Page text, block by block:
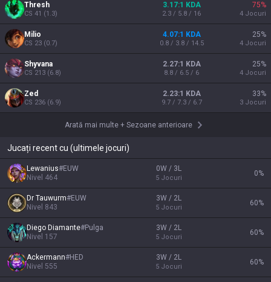
Thresh
CS 41 (1.3)
3.17:1 KDA
2.3 / 5.8 / 16
75%
4 Jocuri
Milio
CS 23 (0.7)
4.07:1 KDA
0.8 / 3.8 / 14.5
25%
4 Jocuri
Shyvana
CS 213 (6.8)
2.27:1 KDA
8.8 / 6.5 / 6
25%
4 Jocuri
Zed
CS 236 (6.9)
2.23:1 KDA
9.7 / 7.3 / 6.7
33%
3 Jocuri
Arată mai multe+ Sezoane anterioare
Jucați recent cu (ultimele jocuri)
Lewanius#EUW
Nivel 464
0W / 3L
5 Jocuri
0%
Dr Tauwurm#EUW
Nivel 843
3W / 2L
5 Jocuri
60%
Diego Diamante#Pulga
Nivel 157
3W / 2L
5 Jocuri
60%
Ackermann#HED
Nivel 555
3W / 2L
5 Jocuri
60%